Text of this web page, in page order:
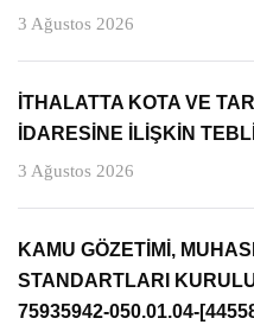
3 Ağustos 2026
İTHALATTA KOTA VE
İDARESİNE İLİŞKİN
3 Ağustos 2026
KAMU GÖZETİMİ,
STANDARTLARI
75935942-050.01.04-